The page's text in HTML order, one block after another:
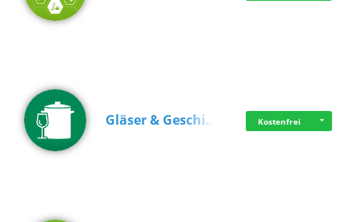
Gläser & Geschi… Kostenfrei